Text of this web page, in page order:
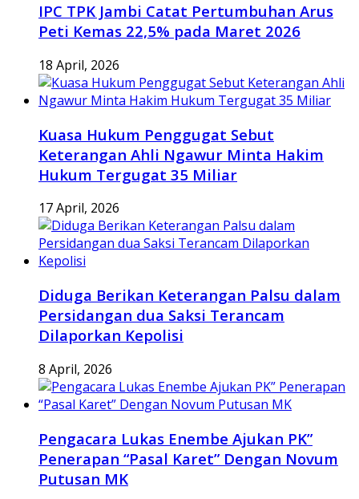
IPC TPK Jambi Catat Pertumbuhan Arus
Peti Kemas 22,5% pada Maret 2026
18 April, 2026
Kuasa Hukum Penggugat Sebut
Keterangan Ahli Ngawur Minta Hakim
Hukum Tergugat 35 Miliar
17 April, 2026
Diduga Berikan Keterangan Palsu dalam
Persidangan dua Saksi Terancam
Dilaporkan Kepolisi
8 April, 2026
Pengacara Lukas Enembe Ajukan PK”
Penerapan “Pasal Karet” Dengan Novum
Putusan MK